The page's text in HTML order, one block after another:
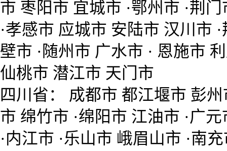
市 枣阳市 宜城市 ·鄂州市 ·荆
·孝感市 应城市 安陆市 汉川市
壁市 ·随州市 广水市 · 恩施市
仙桃市 潜江市 天门市
四川省： 成都市 都江堰市 彭
市 绵竹市 ·绵阳市 江油市 ·广元
·内江市 ·乐山市 峨眉山市 ·南